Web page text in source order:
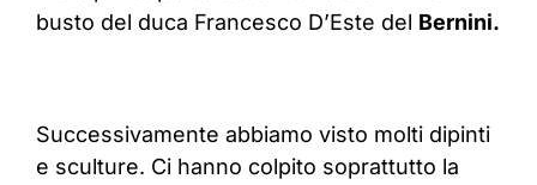
busto del duca Francesco D’Este del Bernini.
Successivamente abbiamo visto molti dipinti
e sculture. Ci hanno colpito soprattutto la